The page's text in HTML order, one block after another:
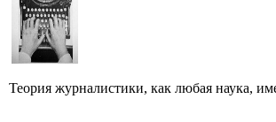
Теория журналистики, как любая наука,